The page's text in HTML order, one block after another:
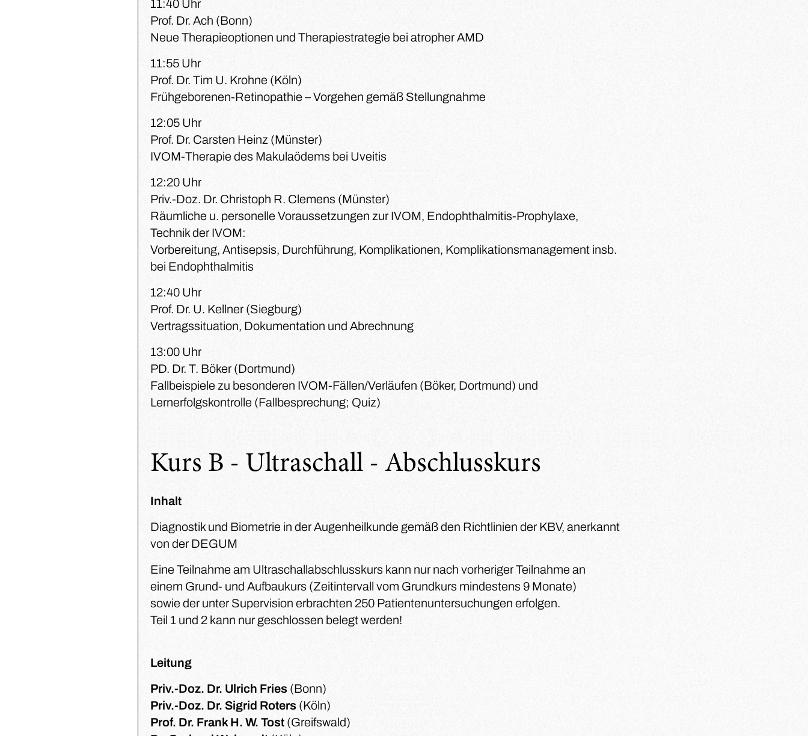
11:40 Uhr
Prof. Dr. Ach (Bonn)
Neue Therapieoptionen und Therapiestrategie bei atropher AMD
11:55 Uhr
Prof. Dr. Tim U. Krohne (Köln)
Frühgeborenen-Retinopathie – Vorgehen gemäß Stellungnahme
12:05 Uhr
Prof. Dr. Carsten Heinz (Münster)
IVOM-Therapie des Makulaödems bei Uveitis
12:20 Uhr
Priv.-Doz. Dr. Christoph R. Clemens (Münster)
Räumliche u. personelle Voraussetzungen zur IVOM, Endophthalmitis-Prophylaxe,
Technik der IVOM:
Vorbereitung, Antisepsis, Durchführung, Komplikationen, Komplikationsmanagement insb.
bei Endophthalmitis
12:40 Uhr
Prof. Dr. U. Kellner (Siegburg)
Vertragssituation, Dokumentation und Abrechnung
13:00 Uhr
PD. Dr. T. Böker (Dortmund)
Fallbeispiele zu besonderen IVOM-Fällen/Verläufen (Böker, Dortmund) und
Lernerfolgskontrolle (Fallbesprechung; Quiz)
Kurs B - Ultraschall - Abschlusskurs
Inhalt
Diagnostik und Biometrie in der Augenheilkunde gemäß den Richtlinien der KBV, anerkannt
von der DEGUM
Eine Teilnahme am Ultraschallabschlusskurs kann nur nach vorheriger Teilnahme an
einem Grund- und Aufbaukurs (Zeitintervall vom Grundkurs mindestens 9 Monate)
sowie der unter Supervision erbrachten 250 Patientenuntersuchungen erfolgen.
Teil 1 und 2 kann nur geschlossen belegt werden!
Leitung
Priv.-Doz. Dr. Ulrich Fries (Bonn)
Priv.-Doz. Dr. Sigrid Roters (Köln)
Prof. Dr. Frank H. W. Tost (Greifswald)